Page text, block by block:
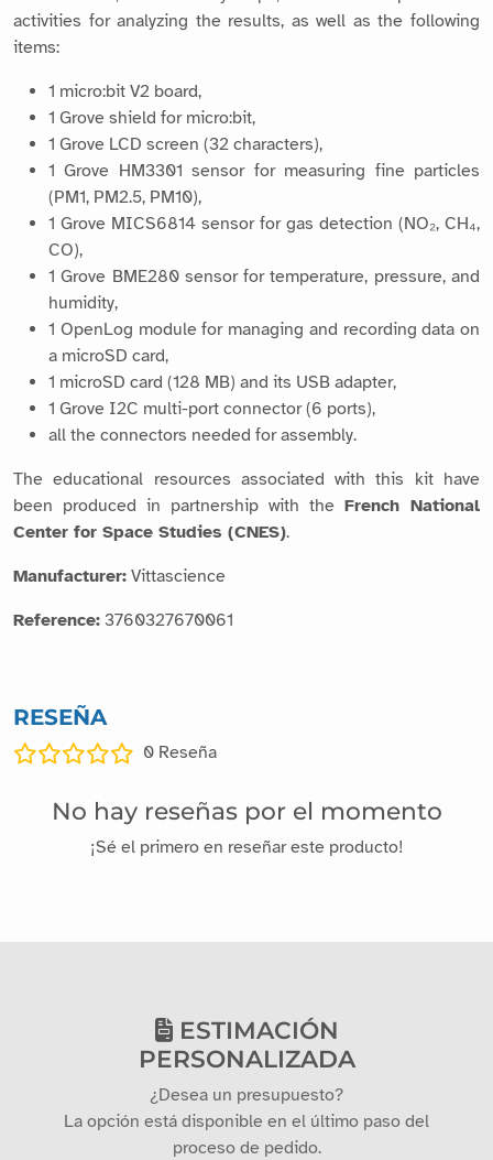
activities for analyzing the results, as well as the following
items:
1 micro:bit V2 board,
1 Grove shield for micro:bit,
1 Grove LCD screen (32 characters),
1 Grove HM3301 sensor for measuring fine particles
(PM1, PM2.5, PM10),
1 Grove MICS6814 sensor for gas detection (NO₂, CH₄,
CO),
1 Grove BME280 sensor for temperature, pressure, and
humidity,
1 OpenLog module for managing and recording data on
a microSD card,
1 microSD card (128 MB) and its USB adapter,
1 Grove I2C multi-port connector (6 ports),
all the connectors needed for assembly.
The educational resources associated with this kit have
been produced in partnership with the French National
Center for Space Studies (CNES).
Manufacturer: Vittascience
Reference: 3760327670061
RESEÑA
0 Reseña
No hay reseñas por el momento
¡Sé el primero en reseñar este producto!
ESTIMACIÓN
PERSONALIZADA
¿Desea un presupuesto?
La opción está disponible en el último paso del
proceso de pedido.